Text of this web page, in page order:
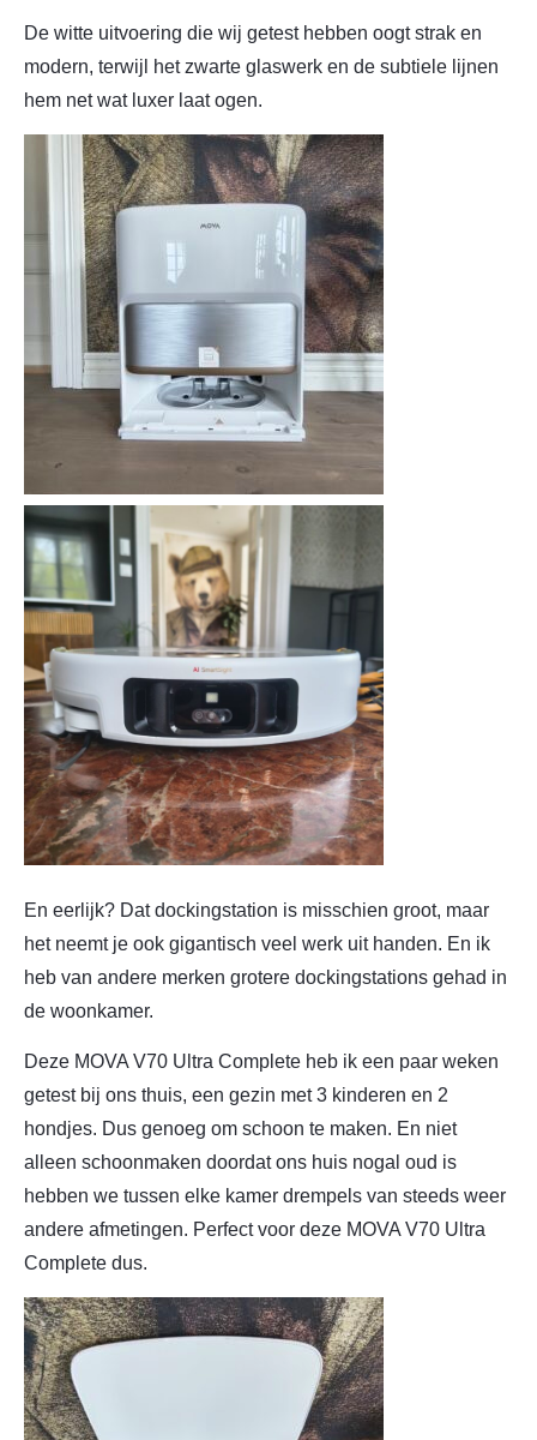
De witte uitvoering die wij getest hebben oogt strak en
modern, terwijl het zwarte glaswerk en de subtiele lijnen
hem net wat luxer laat ogen.
En eerlijk? Dat dockingstation is misschien groot, maar
het neemt je ook gigantisch veel werk uit handen. En ik
heb van andere merken grotere dockingstations gehad in
de woonkamer.
Deze MOVA V70 Ultra Complete heb ik een paar weken
getest bij ons thuis, een gezin met 3 kinderen en 2
hondjes. Dus genoeg om schoon te maken. En niet
alleen schoonmaken doordat ons huis nogal oud is
hebben we tussen elke kamer drempels van steeds weer
andere afmetingen. Perfect voor deze MOVA V70 Ultra
Complete dus.